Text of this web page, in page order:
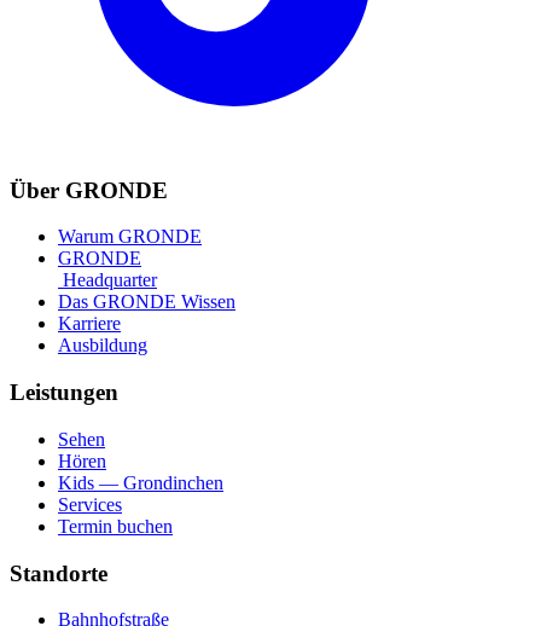
Über GRONDE
Warum GRONDE
GRONDE
Headquarter
Das GRONDE Wissen
Karriere
Ausbildung
Leistungen
Sehen
Hören
Kids — Grondinchen
Services
Termin buchen
Standorte
Bahnhofstraße